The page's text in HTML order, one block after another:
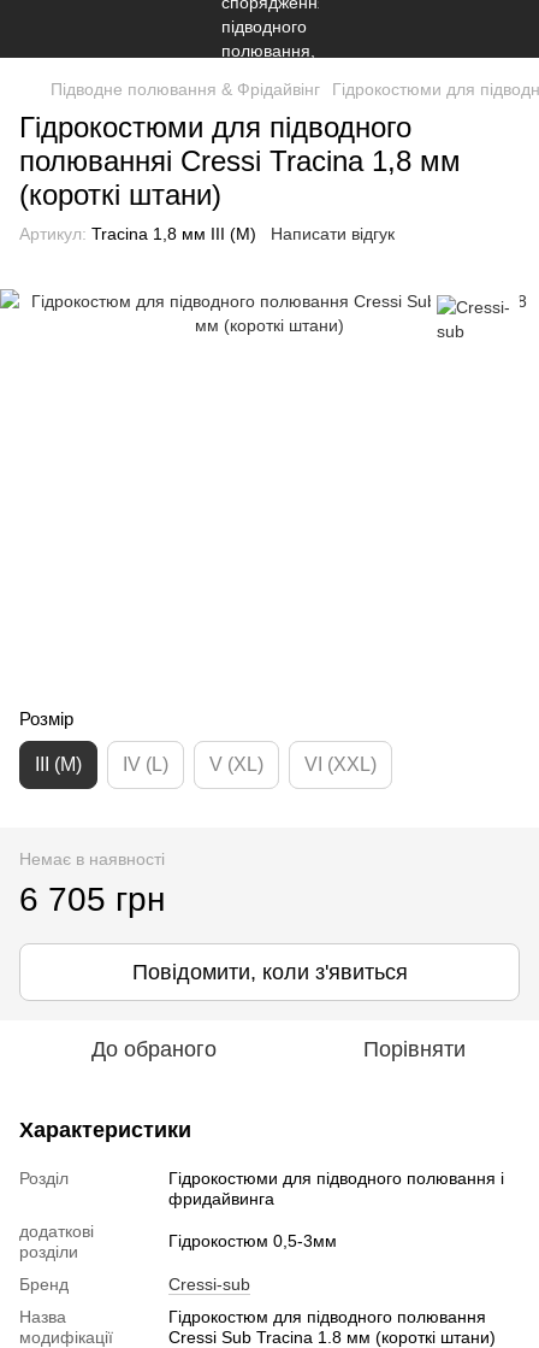
Підводне полювання & Фрідайвінг Гідрокостюми для
Гідрокостюми для підводного
полюванняі Cressi Tracina 1,8 мм
(короткі штани)
Артикул: Tracina 1,8 мм III (M) Написати відгук
Розмір
III (M) IV (L) V (XL) VI (XXL)
Немає в наявності
6 705 грн
Повідомити, коли з'явиться
До обраного Порівняти
Характеристики
Розділ
Гідрокостюми для підводного полювання і
фридайвинга
додаткові
розділи
Гідрокостюм 0,5-3мм
Бренд
Cressi-sub
Назва
модифікації
Гідрокостюм для підводного полювання
Cressi Sub Tracina 1.8 мм (короткі штани)